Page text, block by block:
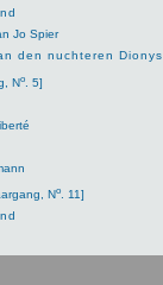
Jo Spier
den nuchteren
No . 5]
No . 11]